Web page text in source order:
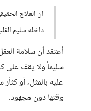
ان العلاج
داخله سليم
أعتقد أن سلامة
سليماً ولا يقف على
عليه بالمثل، أو
وقتها دون مجهود.